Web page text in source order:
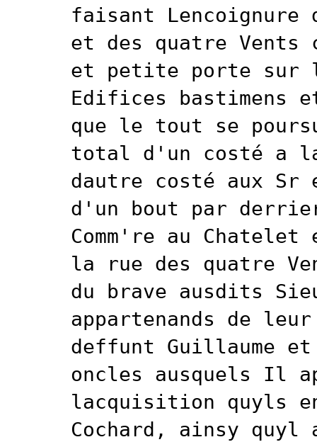
faisant Lencoignure
et des quatre Vents
et petite porte sur
Edifices bastimens
que le tout se
total d'un costé a
dautre costé aux
d'un bout par
Comm're au
la rue des quatre
du brave ausdits
appartenands de
deffunt Guillaume
oncles ausquels Il
lacquisition quyls
Cochard, ainsy quyl